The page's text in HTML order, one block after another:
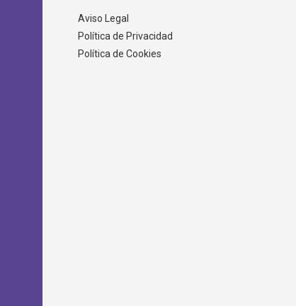
Aviso Legal
Política de Privacidad
Política de Cookies